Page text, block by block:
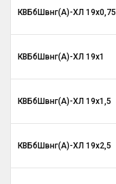
КВБбШвнг(A)-ХЛ 19х0,75
КВБбШвнг(A)-ХЛ 19х1
КВБбШвнг(A)-ХЛ 19х1,5
КВБбШвнг(A)-ХЛ 19х2,5